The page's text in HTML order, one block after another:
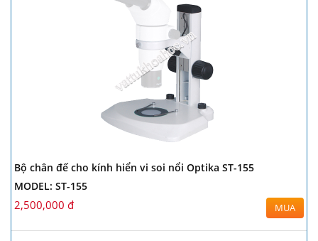
Bộ chân đế cho kính hiển vi soi nổi Optika ST-155
MODEL: ST-155
2,500,000 đ MUA